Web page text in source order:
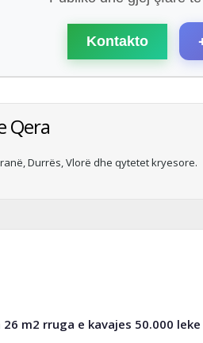
Kontakto
Qera
Durrës, Vlorë dhe qytetet kryesore.
m2 rruga e kavajes 50.000 leke